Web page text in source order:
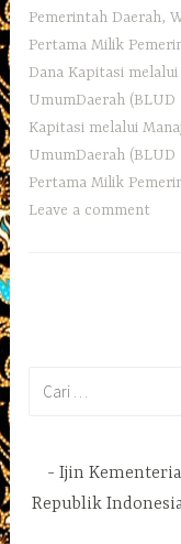
Pemerintah Daerah,
Pertama Milik
Dana Kapitasi
UmumDaerah (BLUD
Kapitasi melalui
UmumDaerah
Pertama Milik
Leave a comment
Ijin
Republik Indonesia